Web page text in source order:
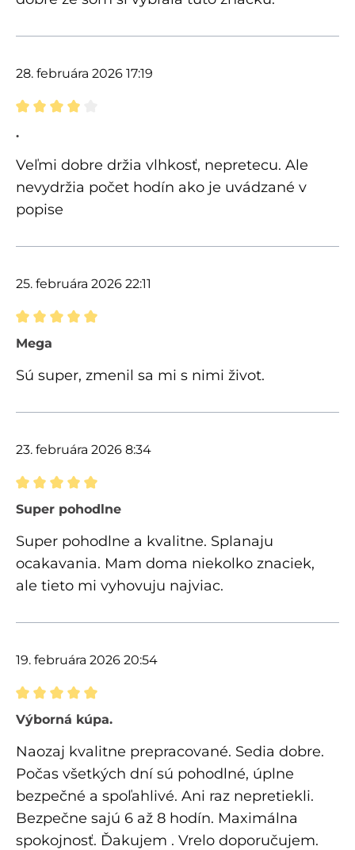
28. februára 2026 17:19
.
Veľmi dobre držia vlhkosť, nepretecu. Ale
nevydržia počet hodín ako je uvádzané v
popise
25. februára 2026 22:11
Recenzia s hodnotením 5 z 5 hviezdičiek
Mega
Sú super, zmenil sa mi s nimi život.
23. februára 2026 8:34
Recenzia s hodnotením 5 z 5 hviezdičiek
Super pohodlne
Super pohodlne a kvalitne. Splanaju
ocakavania. Mam doma niekolko znaciek,
ale tieto mi vyhovuju najviac.
19. februára 2026 20:54
Recenzia s hodnotením 5 z 5 hviezdičiek
Výborná kúpa.
Naozaj kvalitne prepracované. Sedia dobre.
Počas všetkých dní sú pohodlné, úplne
bezpečné a spoľahlivé. Ani raz nepretiekli.
Bezpečne sajú 6 až 8 hodín. Maximálna
spokojnosť. Ďakujem . Vrelo doporučujem.